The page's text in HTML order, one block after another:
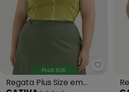
Cativa
Regata Plus Size em